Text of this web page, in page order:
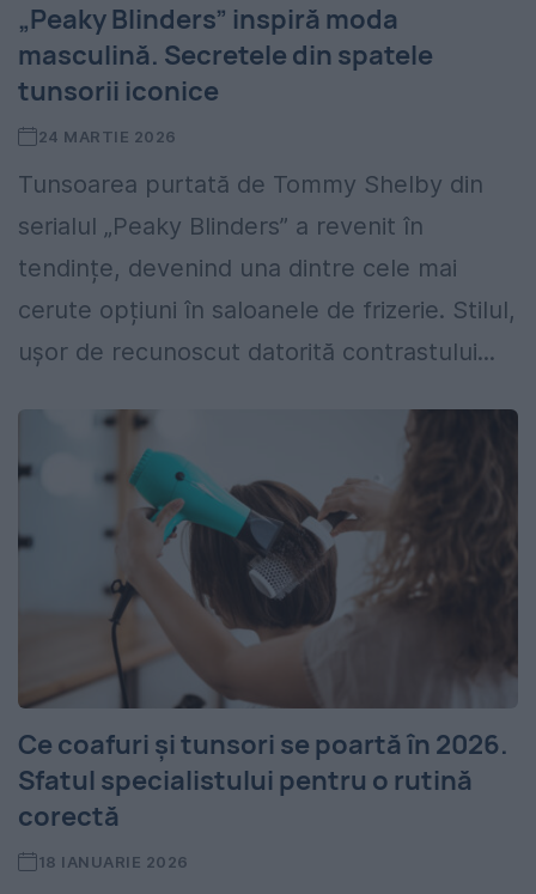
„Peaky Blinders” inspiră moda
masculină. Secretele din spatele
tunsorii iconice
24 MARTIE 2026
Tunsoarea purtată de Tommy Shelby din
serialul „Peaky Blinders” a revenit în
tendințe, devenind una dintre cele mai
cerute opțiuni în saloanele de frizerie. Stilul,
ușor de recunoscut datorită contrastului...
Ce coafuri și tunsori se poartă în 2026.
Sfatul specialistului pentru o rutină
corectă
18 IANUARIE 2026